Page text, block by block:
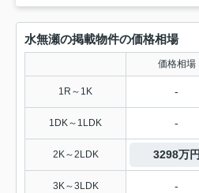
水無瀬の掲載物件の価格相場
価格相場
1R～1K -
1DK～1LDK -
2K～2LDK 3298万円
3K～3LDK -